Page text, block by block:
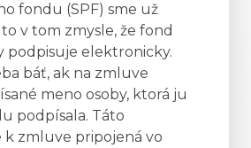
fondu (SPF) sme už
to v tom zmysle, že fond
podpisuje elektronicky.
báť, ak na zmluve
meno osoby, ktorá ju
podpísala. Táto
k zmluve pripojená vo